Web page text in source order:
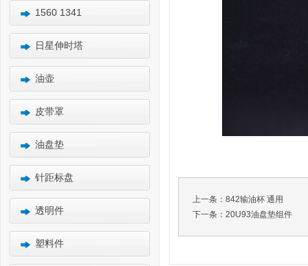
1560 1341
日星伸时塔
油壶
皮带罩
油盘垫
针距标盘
透明件
塑料件
上一条： 842输油杯 通用
下一条： 20U93油盘垫组件